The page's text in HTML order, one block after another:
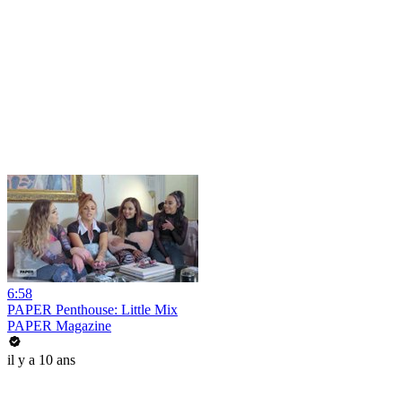
6:58
PAPER Penthouse: Little Mix
PAPER Magazine
il y a 10 ans